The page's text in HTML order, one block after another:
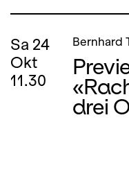
Sa 24
Okt
11.30
Bernhard
drei